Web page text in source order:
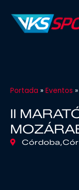
Portada » Eventos »
II
Córdoba,